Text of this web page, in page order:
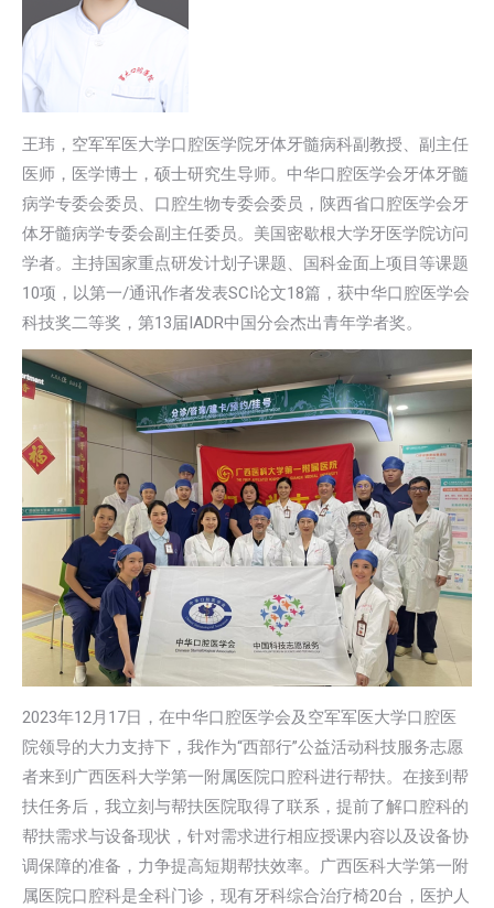
王玮，空军军医大学口腔医学院牙体牙髓病科副教授、副主任
医师，医学博士，硕士研究生导师。中华口腔医学会牙体牙髓
病学专委会委员、口腔生物专委会委员，陕西省口腔医学会牙
体牙髓病学专委会副主任委员。美国密歇根大学牙医学院访问
学者。主持国家重点研发计划子课题、国科金面上项目等课题
10项，以第一/通讯作者发表SCI论文18篇，获中华口腔医学会
科技奖二等奖，第13届IADR中国分会杰出青年学者奖。
2023年12月17日，在中华口腔医学会及空军军医大学口腔医
院领导的大力支持下，我作为“西部行”公益活动科技服务志愿
者来到广西医科大学第一附属医院口腔科进行帮扶。在接到帮
扶任务后，我立刻与帮扶医院取得了联系，提前了解口腔科的
帮扶需求与设备现状，针对需求进行相应授课内容以及设备协
调保障的准备，力争提高短期帮扶效率。广西医科大学第一附
属医院口腔科是全科门诊，现有牙科综合治疗椅20台，医护人